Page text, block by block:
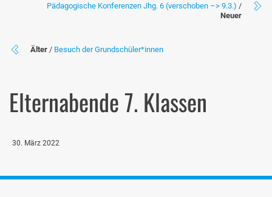
Pädagogische Konferenzen Jhg. 6 (verschoben –> 9.3.) /
Neuer
Älter / Besuch der Grundschüler*innen
Elternabende 7. Klassen
30. März 2022